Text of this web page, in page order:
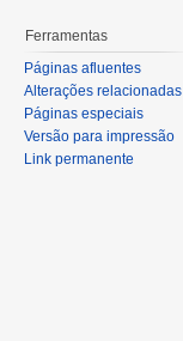
Ferramentas
Páginas afluentes
Alterações relacionadas
Páginas especiais
Versão para impressão
Link permanente